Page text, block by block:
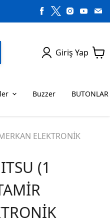
Giriş Yap
LEDLER
BUTONLAR
ENTEGRELER
ENTEGRELER
SERİSİ ENTEGRELER
Buzzer BUTONLAR
ELEKTRONİK
(1